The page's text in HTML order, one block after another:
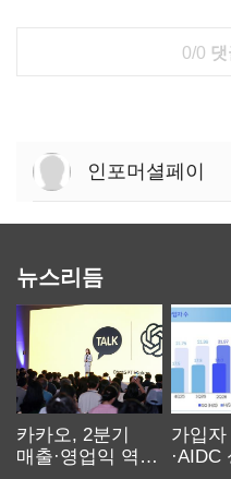
0/0 댓
인포머셜페이
뉴스리듬
카카오, 2분기
매출·영업익 역대
가입